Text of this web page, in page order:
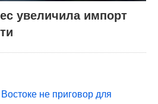
увеличила импорт